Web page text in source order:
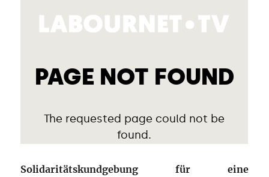
Solidaritätskundgebung für eine